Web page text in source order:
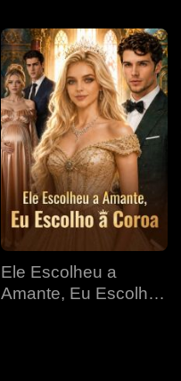
Ele Escolheu a
Amante, Eu Escolho